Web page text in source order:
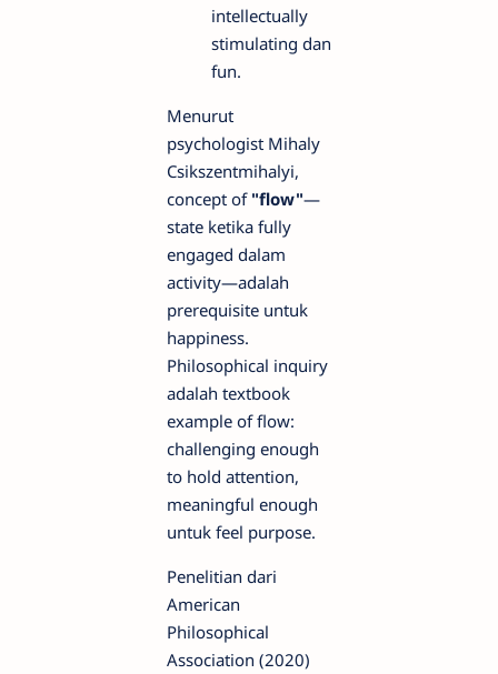
intellectually
stimulating dan
fun.
Menurut
psychologist Mihaly
Csikszentmihalyi,
concept of "flow"—
state ketika fully
engaged dalam
activity—adalah
prerequisite untuk
happiness.
Philosophical inquiry
adalah textbook
example of flow:
challenging enough
to hold attention,
meaningful enough
untuk feel purpose.
Penelitian dari
American
Philosophical
Association (2020)